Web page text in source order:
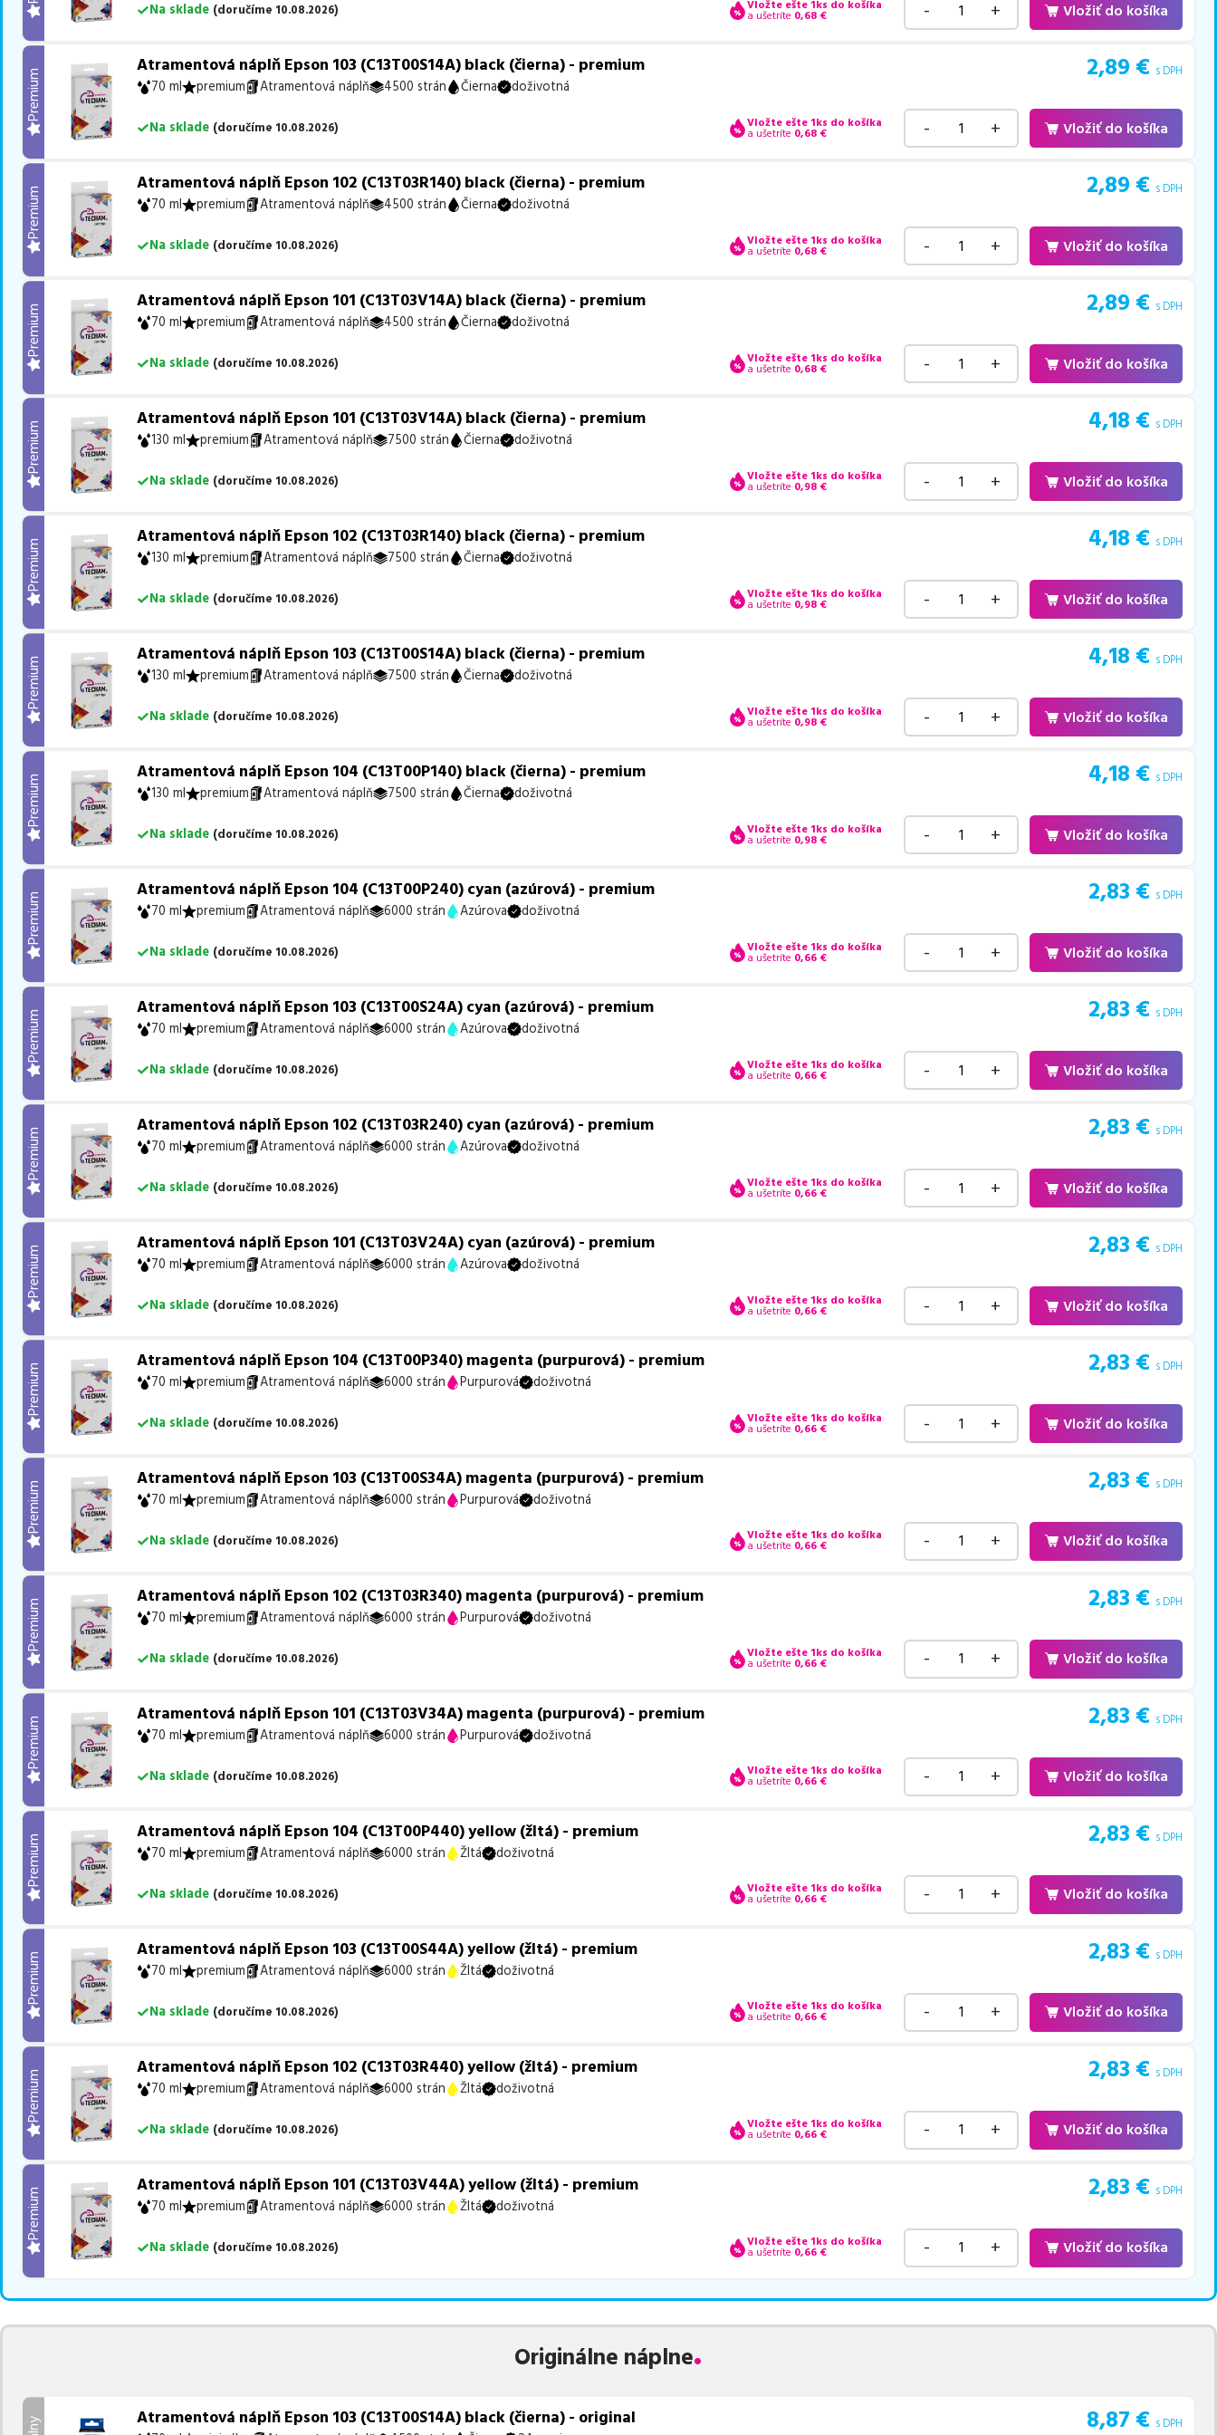
Na sklade (doručíme 10.08.2026) Vložte ešte 1ks do košíka
a ušetríte 0,68 € - + Vložiť do košíka
Premium
Atramentová náplň Epson 103 (C13T00S14A) black (čierna) - premium 2,89 € s DPH
70 ml premium Atramentová náplň 4500 strán Čierna doživotná
Na sklade (doručíme 10.08.2026) Vložte ešte 1ks do košíka
a ušetríte 0,68 € - + Vložiť do košíka
Premium
Atramentová náplň Epson 102 (C13T03R140) black (čierna) - premium 2,89 € s DPH
70 ml premium Atramentová náplň 4500 strán Čierna doživotná
Na sklade (doručíme 10.08.2026) Vložte ešte 1ks do košíka
a ušetríte 0,68 € - + Vložiť do košíka
Premium
Atramentová náplň Epson 101 (C13T03V14A) black (čierna) - premium 2,89 € s DPH
70 ml premium Atramentová náplň 4500 strán Čierna doživotná
Na sklade (doručíme 10.08.2026) Vložte ešte 1ks do košíka
a ušetríte 0,68 € - + Vložiť do košíka
Premium
Atramentová náplň Epson 101 (C13T03V14A) black (čierna) - premium 4,18 € s DPH
130 ml premium Atramentová náplň 7500 strán Čierna doživotná
Na sklade (doručíme 10.08.2026) Vložte ešte 1ks do košíka
a ušetríte 0,98 € - + Vložiť do košíka
Premium
Atramentová náplň Epson 102 (C13T03R140) black (čierna) - premium 4,18 € s DPH
130 ml premium Atramentová náplň 7500 strán Čierna doživotná
Na sklade (doručíme 10.08.2026) Vložte ešte 1ks do košíka
a ušetríte 0,98 € - + Vložiť do košíka
Premium
Atramentová náplň Epson 103 (C13T00S14A) black (čierna) - premium 4,18 € s DPH
130 ml premium Atramentová náplň 7500 strán Čierna doživotná
Na sklade (doručíme 10.08.2026) Vložte ešte 1ks do košíka
a ušetríte 0,98 € - + Vložiť do košíka
Premium
Atramentová náplň Epson 104 (C13T00P140) black (čierna) - premium 4,18 € s DPH
130 ml premium Atramentová náplň 7500 strán Čierna doživotná
Na sklade (doručíme 10.08.2026) Vložte ešte 1ks do košíka
a ušetríte 0,98 € - + Vložiť do košíka
Premium
Atramentová náplň Epson 104 (C13T00P240) cyan (azúrová) - premium 2,83 € s DPH
70 ml premium Atramentová náplň 6000 strán Azúrova doživotná
Na sklade (doručíme 10.08.2026) Vložte ešte 1ks do košíka
a ušetríte 0,66 € - + Vložiť do košíka
Premium
Atramentová náplň Epson 103 (C13T00S24A) cyan (azúrová) - premium 2,83 € s DPH
70 ml premium Atramentová náplň 6000 strán Azúrova doživotná
Na sklade (doručíme 10.08.2026) Vložte ešte 1ks do košíka
a ušetríte 0,66 € - + Vložiť do košíka
Premium
Atramentová náplň Epson 102 (C13T03R240) cyan (azúrová) - premium 2,83 € s DPH
70 ml premium Atramentová náplň 6000 strán Azúrova doživotná
Na sklade (doručíme 10.08.2026) Vložte ešte 1ks do košíka
a ušetríte 0,66 € - + Vložiť do košíka
Premium
Atramentová náplň Epson 101 (C13T03V24A) cyan (azúrová) - premium 2,83 € s DPH
70 ml premium Atramentová náplň 6000 strán Azúrova doživotná
Na sklade (doručíme 10.08.2026) Vložte ešte 1ks do košíka
a ušetríte 0,66 € - + Vložiť do košíka
Premium
Atramentová náplň Epson 104 (C13T00P340) magenta (purpurová) - premium 2,83 € s DPH
70 ml premium Atramentová náplň 6000 strán Purpurová doživotná
Na sklade (doručíme 10.08.2026) Vložte ešte 1ks do košíka
a ušetríte 0,66 € - + Vložiť do košíka
Premium
Atramentová náplň Epson 103 (C13T00S34A) magenta (purpurová) - premium 2,83 € s DPH
70 ml premium Atramentová náplň 6000 strán Purpurová doživotná
Na sklade (doručíme 10.08.2026) Vložte ešte 1ks do košíka
a ušetríte 0,66 € - + Vložiť do košíka
Premium
Atramentová náplň Epson 102 (C13T03R340) magenta (purpurová) - premium 2,83 € s DPH
70 ml premium Atramentová náplň 6000 strán Purpurová doživotná
Na sklade (doručíme 10.08.2026) Vložte ešte 1ks do košíka
a ušetríte 0,66 € - + Vložiť do košíka
Premium
Atramentová náplň Epson 101 (C13T03V34A) magenta (purpurová) - premium 2,83 € s DPH
70 ml premium Atramentová náplň 6000 strán Purpurová doživotná
Na sklade (doručíme 10.08.2026) Vložte ešte 1ks do košíka
a ušetríte 0,66 € - + Vložiť do košíka
Premium
Atramentová náplň Epson 104 (C13T00P440) yellow (žltá) - premium 2,83 € s DPH
70 ml premium Atramentová náplň 6000 strán Žltá doživotná
Na sklade (doručíme 10.08.2026) Vložte ešte 1ks do košíka
a ušetríte 0,66 € - + Vložiť do košíka
Premium
Atramentová náplň Epson 103 (C13T00S44A) yellow (žltá) - premium 2,83 € s DPH
70 ml premium Atramentová náplň 6000 strán Žltá doživotná
Na sklade (doručíme 10.08.2026) Vložte ešte 1ks do košíka
a ušetríte 0,66 € - + Vložiť do košíka
Premium
Atramentová náplň Epson 102 (C13T03R440) yellow (žltá) - premium 2,83 € s DPH
70 ml premium Atramentová náplň 6000 strán Žltá doživotná
Na sklade (doručíme 10.08.2026) Vložte ešte 1ks do košíka
a ušetríte 0,66 € - + Vložiť do košíka
Premium
Atramentová náplň Epson 101 (C13T03V44A) yellow (žltá) - premium 2,83 € s DPH
70 ml premium Atramentová náplň 6000 strán Žltá doživotná
Na sklade (doručíme 10.08.2026) Vložte ešte 1ks do košíka
a ušetríte 0,66 € - + Vložiť do košíka
Originálne náplne
Atramentová náplň Epson 103 (C13T00S14A) black (čierna) - original 8,87 € s DPH